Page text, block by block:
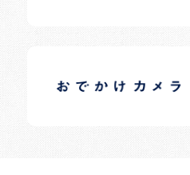
日常の様子など随時更新中です。